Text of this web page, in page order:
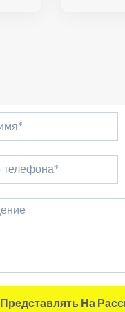
Представлять На